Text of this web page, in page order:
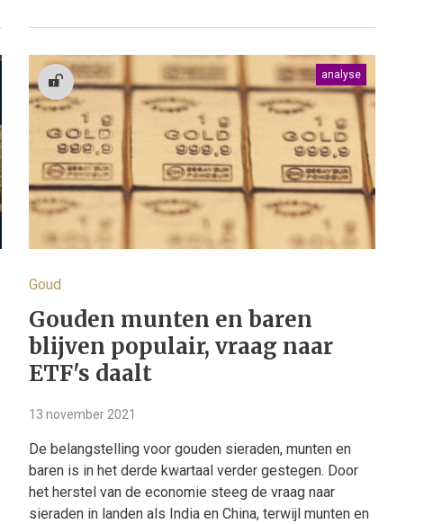
analyse
Goud
Gouden munten en baren
blijven populair, vraag naar
ETF's daalt
13 november 2021
De belangstelling voor gouden sieraden, munten en
baren is in het derde kwartaal verder gestegen. Door
het herstel van de economie steeg de vraag naar
sieraden in landen als India en China, terwijl munten en